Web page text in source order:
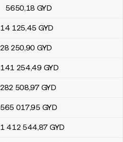
5650,18 GYD
14 125,45 GYD
28 250,90 GYD
141 254,49 GYD
282 508,97 GYD
565 017,95 GYD
1 412 544,87 GYD